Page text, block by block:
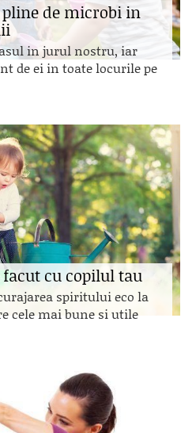
de microbi in
in jurul nostru, iar
de ei in toate locurile pe
cu copilul tau
spiritului eco la
cele mai bune si utile